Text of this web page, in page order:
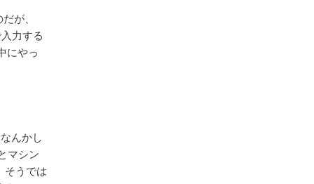
が、
力する
にやっ
んかし
マシン
そうでは